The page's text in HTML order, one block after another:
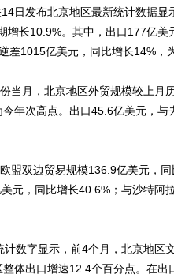
发布北京地区最新统计数据显
增长10.9%。其中，出口177亿美
1015亿美元，同比增长14%，
月，北京地区外贸规模较上月
年次高点。出口45.6亿美元，与
双边贸易规模136.9亿美元，同
元，同比增长40.6%；与沙特阿
数字显示，前4个月，北京地区
体出口增速12.4个百分点。在出